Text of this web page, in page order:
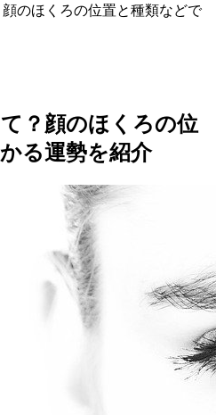
のほくろの位置と種類などで
？顔のほくろの位
る運勢を紹介